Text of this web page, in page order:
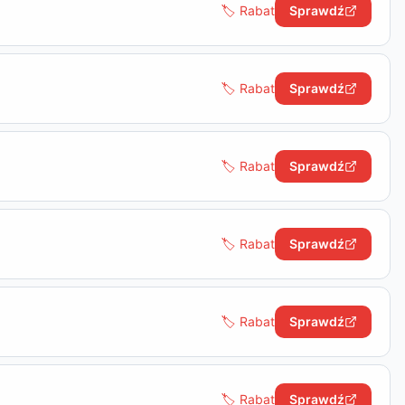
🏷️ Rabat Sprawdź
🏷️ Rabat Sprawdź
🏷️ Rabat Sprawdź
🏷️ Rabat Sprawdź
🏷️ Rabat Sprawdź
🏷️ Rabat Sprawdź